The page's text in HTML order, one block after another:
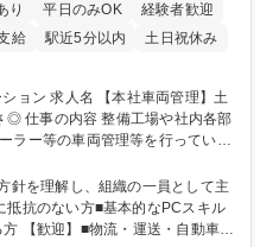
り 平日のみOK
経験者歓迎
給 駅近5分以内 土日祝休み
両管理】土
各部
ラー等の車両管理等を行っていた
された車両を速やかにメンテナ
には】■整備工
署との連携・調整■車両の入出庫
する調査・進捗管理等※弊社事業
針を理解し、組織の一員として主
抵抗のない方■基本的なPCスキル
・